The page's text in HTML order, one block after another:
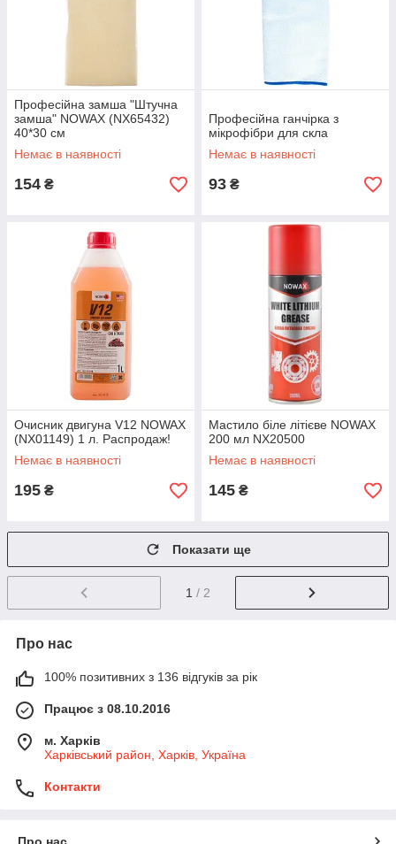
Професійна замша "Штучна
замша" NOWAX (NX65432)
40*30 см
Немає в наявності
154 ₴
Професійна ганчірка з
мікрофібри для скла
Немає в наявності
93 ₴
Очисник двигуна V12 NOWAX
(NX01149) 1 л. Распродаж!
Немає в наявності
195 ₴
Мастило біле літієве NOWAX
200 мл NX20500
Немає в наявності
145 ₴
Показати ще
1 / 2
Про нас
100% позитивних з 136 відгуків за рік
Працює з 08.10.2016
м. Харків
Харківський район, Харків, Україна
Контакти